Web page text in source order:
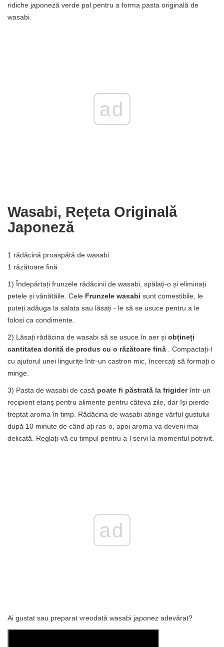
ridiche japoneză verde pal pentru a forma pasta originală de
wasabi.
ad
Wasabi, Rețeta Originală
Japoneză
1 rădăcină proaspătă de wasabi
1 răzătoare fină
1) Îndepărtați frunzele rădăcinii de wasabi, spălați-o și eliminați
petele și vânătăile. Cele Frunzele wasabi sunt comestibile, le
puteți adăuga la salata sau lăsați - le să se usuce pentru a le
folosi ca condimente.
2) Lăsați rădăcina de wasabi să se usuce în aer și obțineți
cantitatea dorită de produs cu o răzătoare fină . Compactați-l
cu ajutorul unei lingurițe într-un castron mic, încercați să formați o
minge.
3) Pasta de wasabi de casă poate fi păstrată la frigiderîntr-un
recipient etanș pentru alimente pentru câteva zile, dar își pierde
treptat aroma în timp. Rădăcina de wasabi atinge vârful gustului
după 10 minute de când ați ras-o, apoi aroma va deveni mai
delicată. Reglați-vă cu timpul pentru a-l servi la momentul potrivit.
ad
Ai gustat sau preparat vreodată wasabi japonez adevărat?